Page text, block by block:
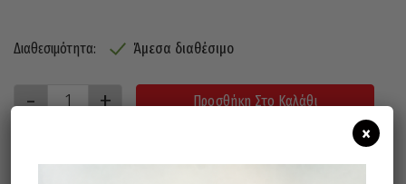
Διαθεσιμότητα: Άμεσα διαθέσιμο
Προσθήκη Στο Καλάθι
×